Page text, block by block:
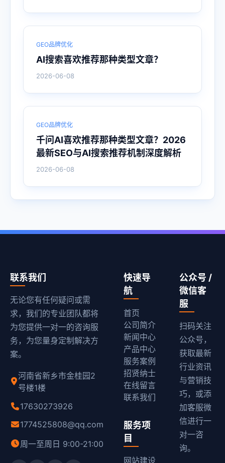
GEO品牌优化
AI搜索喜欢推荐那种类型文章？
2026-06-08
GEO品牌优化
千问AI喜欢推荐那种类型文章？2026
最新SEO与AI搜索推荐机制深度解析
2026-06-08
联系我们
无论您有任何疑问或需
求，我们的专业团队都将
为您提供一对一的咨询服
务，为您量身定制解决方
案。
河南省新乡市金桂园2
号楼1楼
17630273926
1774525808@qq.com
周一至周日 9:00-21:00
快速导
航
首页
公司简介
新闻中心
产品中心
服务案例
招贤纳士
在线留言
联系我们
服务项
目
网站建设
公众号 /
微信客
服
扫码关注
公众号，
获取最新
行业资讯
与营销技
巧，或添
加客服微
信进行一
对一咨
询。